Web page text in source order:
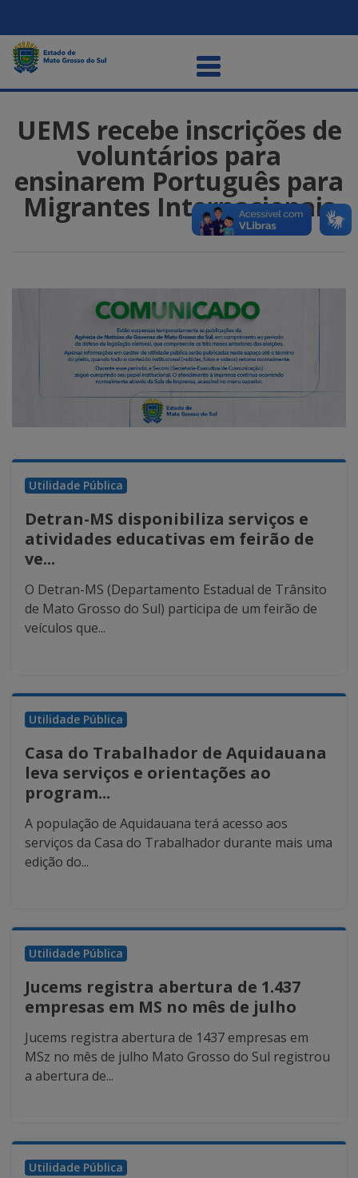
UEMS recebe inscrições de
voluntários para
ensinarem Português para
Migrantes Internacionais
Utilidade Pública
Detran-MS disponibiliza serviços e
atividades educativas em feirão de
ve...
O Detran-MS (Departamento Estadual de Trânsito
de Mato Grosso do Sul) participa de um feirão de
veículos que...
Utilidade Pública
Casa do Trabalhador de Aquidauana
leva serviços e orientações ao
program...
A população de Aquidauana terá acesso aos
serviços da Casa do Trabalhador durante mais uma
edição do...
Utilidade Pública
Jucems registra abertura de 1.437
empresas em MS no mês de julho
Jucems registra abertura de 1437 empresas em
MSz no mês de julho Mato Grosso do Sul registrou
a abertura de...
Utilidade Pública